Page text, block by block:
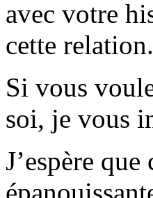
avec votre
cette relation.
Si vous
soi, je vous
J’espère